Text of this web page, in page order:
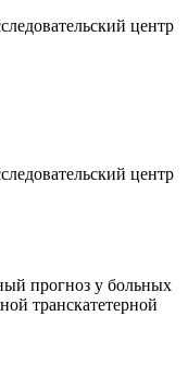
центр
центр
прогноз у больных
транскатетерной